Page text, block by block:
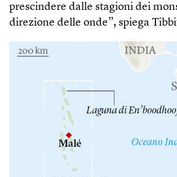
prescindere dalle stagioni dei
direzione delle onde”, spiega